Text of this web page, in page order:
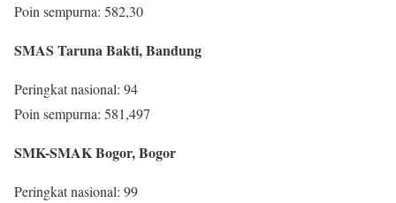
Poin sempurna: 582,30
SMAS Taruna Bakti, Bandung
Peringkat nasional: 94
Poin sempurna: 581,497
SMK-SMAK Bogor, Bogor
Peringkat nasional: 99